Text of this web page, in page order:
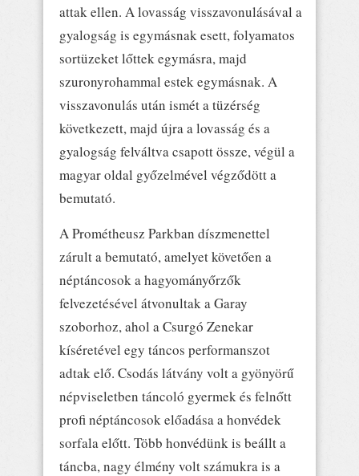
attak ellen. A lovasság visszavonulásával a
gyalogság is egymásnak esett, folyamatos
sortüzeket lőttek egymásra, majd
szuronyrohammal estek egymásnak. A
visszavonulás után ismét a tüzérség
következett, majd újra a lovasság és a
gyalogság felváltva csapott össze, végül a
magyar oldal győzelmével végződött a
bemutató.
A Prométheusz Parkban díszmenettel
zárult a bemutató, amelyet követően a
néptáncosok a hagyományőrzők
felvezetésével átvonultak a Garay
szoborhoz, ahol a Csurgó Zenekar
kíséretével egy táncos performanszot
adtak elő. Csodás látvány volt a gyönyörű
népviseletben táncoló gyermek és felnőtt
profi néptáncosok előadása a honvédek
sorfala előtt. Több honvédünk is beállt a
táncba, nagy élmény volt számukra is a